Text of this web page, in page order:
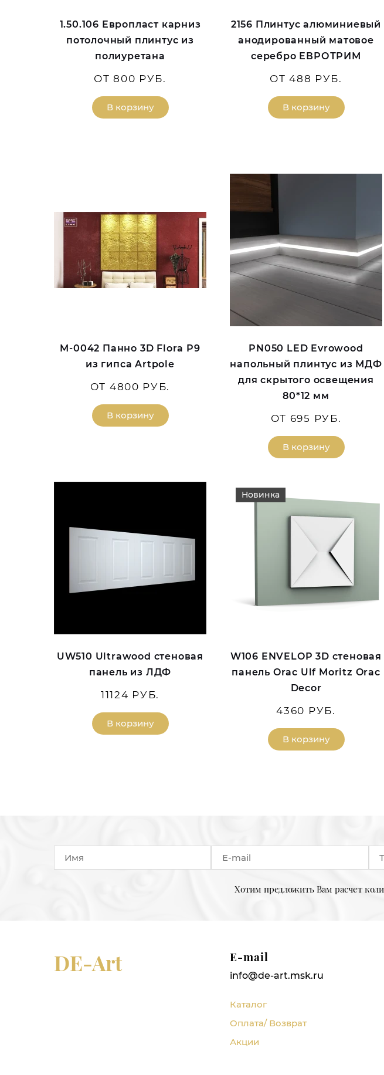
1.50.106 Европласт карниз
потолочный плинтус из
полиуретана
ОТ 800 РУБ.
В корзину
2156 Плинтус алюминиевый
анодированный матовое
серебро ЕВРОТРИМ
ОТ 488 РУБ.
В корзину
M-0042 Панно 3D Flora P9
из гипса Artpole
ОТ 4800 РУБ.
В корзину
PN050 LED Evrowood
напольный плинтус из МДФ
для скрытого освещения
80*12 мм
ОТ 695 РУБ.
В корзину
UW510 Ultrawood стеновая
панель из ЛДФ
11124 РУБ.
В корзину
Новинка
W106 ENVELOP 3D стеновая
панель Orac Ulf Moritz Orac
Decor
4360 РУБ.
В корзину
Хотим предложить Вам расчет
DE-Art E-mail
info@de-art.msk.ru
Каталог
Оплата/ Возврат
Акции